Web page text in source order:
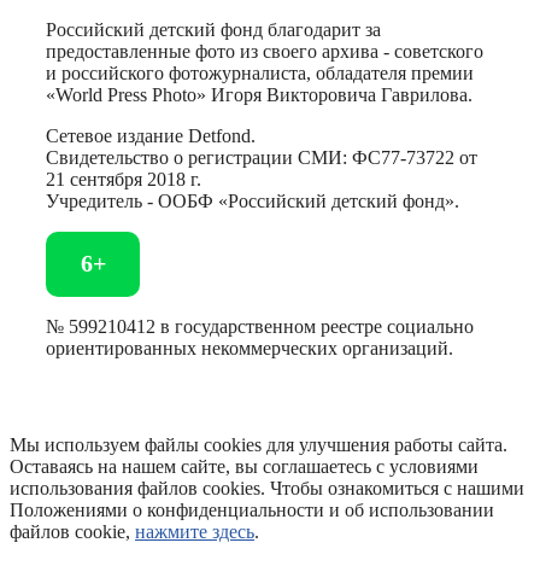
Российский детский фонд благодарит за
предоставленные фото из своего архива - советского
и российского фотожурналиста, обладателя премии
«World Press Photo» Игоря Викторовича Гаврилова.
Сетевое издание Detfond.
Свидетельство о регистрации СМИ: ФС77-73722 от
21 сентября 2018 г.
Учредитель - ООБФ «Российский детский фонд».
6+
№ 599210412 в государственном реестре социально
ориентированных некоммерческих организаций.
Мы используем файлы cookies для улучшения работы сайта.
Оставаясь на нашем сайте, вы соглашаетесь с условиями
использования файлов cookies. Чтобы ознакомиться с нашими
Положениями о конфиденциальности и об использовании
файлов cookie, нажмите здесь.